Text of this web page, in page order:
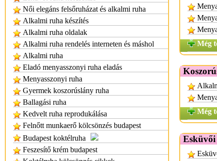
Női elegáns felsőruházat és alkalmi ruha
Alkalmi ruha készítés
Alkalmi ruha oldalak
Alkalmi ruha rendelés interneten és máshol
Alkalmi ruha
Eladó menyasszonyi ruha eladás
Menyasszonyi ruha
Gyermek koszorúslány ruha
Ballagási ruha
Kedvelt ruha reprodukálása
Felnőtt munkaerő kölcsönzés budapest
Budapest koktélruha
Feszesítő krém budapest
Még
Még
Esküvői